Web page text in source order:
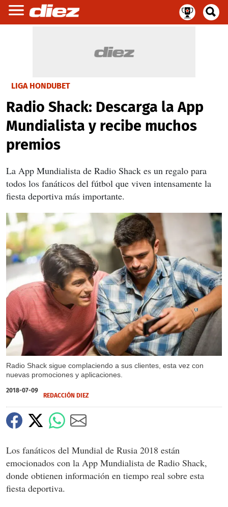
LIGA HONDUBET
Radio Shack: Descarga la App
Mundialista y recibe muchos
premios
La App Mundialista de Radio Shack es un regalo para
todos los fanáticos del fútbol que viven intensamente la
fiesta deportiva más importante.
Radio Shack sigue complaciendo a sus clientes, esta vez con
nuevas promociones y aplicaciones.
X
2018-07-09
REDACCIÓN DIEZ
Los fanáticos del Mundial de Rusia 2018 están
emocionados con la App Mundialista de Radio Shack,
donde obtienen información en tiempo real sobre esta
fiesta deportiva.